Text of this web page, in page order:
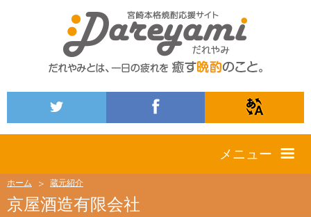
メニュー
ホーム 蔵元紹介
京屋酒造有限会社